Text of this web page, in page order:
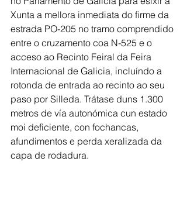
Xunta a mellora inmediata do firme da
estrada PO-205 no tramo comprendido
entre o cruzamento coa N-525 e o
acceso ao Recinto Feiral da Feira
Internacional de Galicia, incluíndo a
rotonda de entrada ao recinto ao seu
paso por Silleda. Trátase duns 1.300
metros de vía autonómica cun estado
moi deficiente, con fochancas,
afundimentos e perda xeralizada da
capa de rodadura.